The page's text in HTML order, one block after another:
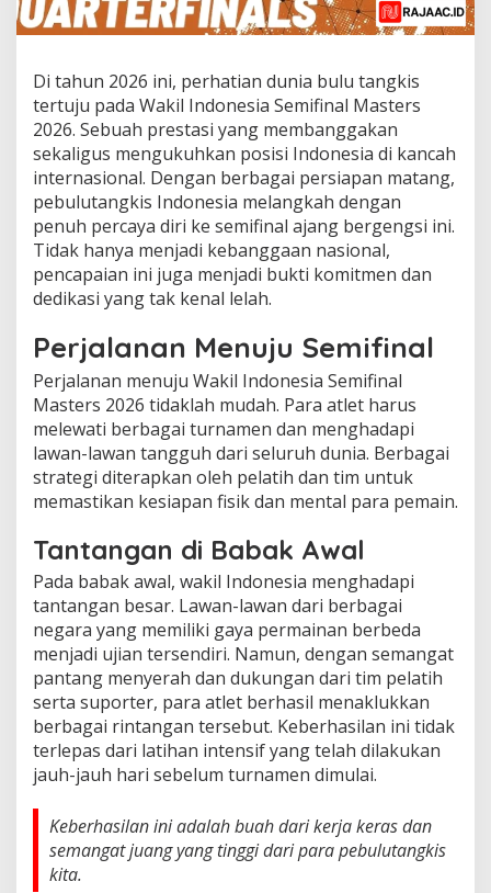
Di tahun 2026 ini, perhatian dunia bulu tangkis
tertuju pada Wakil Indonesia Semifinal Masters
2026. Sebuah prestasi yang membanggakan
sekaligus mengukuhkan posisi Indonesia di kancah
internasional. Dengan berbagai persiapan matang,
pebulutangkis Indonesia melangkah dengan
penuh percaya diri ke semifinal ajang bergengsi ini.
Tidak hanya menjadi kebanggaan nasional,
pencapaian ini juga menjadi bukti komitmen dan
dedikasi yang tak kenal lelah.
Perjalanan Menuju Semifinal
Perjalanan menuju Wakil Indonesia Semifinal
Masters 2026 tidaklah mudah. Para atlet harus
melewati berbagai turnamen dan menghadapi
lawan-lawan tangguh dari seluruh dunia. Berbagai
strategi diterapkan oleh pelatih dan tim untuk
memastikan kesiapan fisik dan mental para pemain.
Tantangan di Babak Awal
Pada babak awal, wakil Indonesia menghadapi
tantangan besar. Lawan-lawan dari berbagai
negara yang memiliki gaya permainan berbeda
menjadi ujian tersendiri. Namun, dengan semangat
pantang menyerah dan dukungan dari tim pelatih
serta suporter, para atlet berhasil menaklukkan
berbagai rintangan tersebut. Keberhasilan ini tidak
terlepas dari latihan intensif yang telah dilakukan
jauh-jauh hari sebelum turnamen dimulai.
Keberhasilan ini adalah buah dari kerja keras dan
semangat juang yang tinggi dari para pebulutangkis
kita.